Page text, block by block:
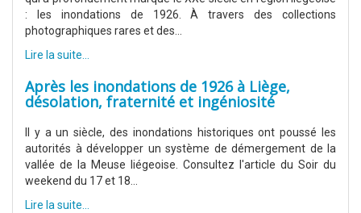
: les inondations de 1926. À travers des collections
photographiques rares et des...
Lire la suite...
Après les inondations de 1926 à Liège,
désolation, fraternité et ingéniosité
Il y a un siècle, des inondations historiques ont poussé les
autorités à développer un système de démergement de la
vallée de la Meuse liégeoise. Consultez l'article du Soir du
weekend du 17 et 18...
Lire la suite...